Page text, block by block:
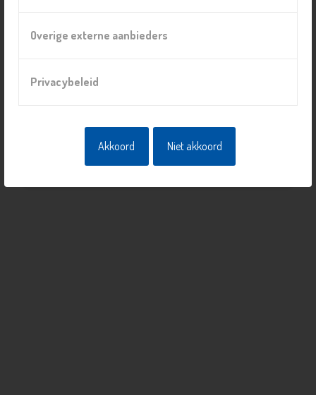
Overige externe aanbieders
Privacybeleid
Akkoord Niet akkoord
Het Venster Delft
Prijs